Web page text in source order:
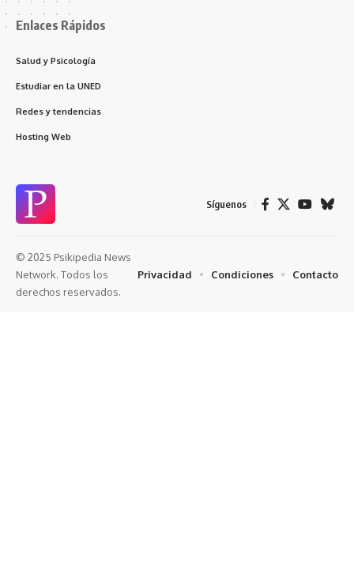
Enlaces Rápidos
Salud y Psicología
Estudiar en la UNED
Redes y tendencias
Hosting Web
Síguenos
© 2025 Psikipedia News
Network. Todos los
derechos reservados.
Privacidad Condiciones Contacto